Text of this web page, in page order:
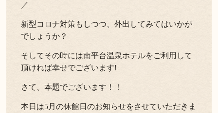
キャンセル/プライバシーポリシー
LANGUAGE
／
新型コロナ対策もしつつ、外出してみてはいかが
でしょうか？
そしてその時には南平台温泉ホテルをご利用して
頂ければ幸せでございます!
さて、本題でございます！！
本日は5月の休館日のお知らせをさせていただきま